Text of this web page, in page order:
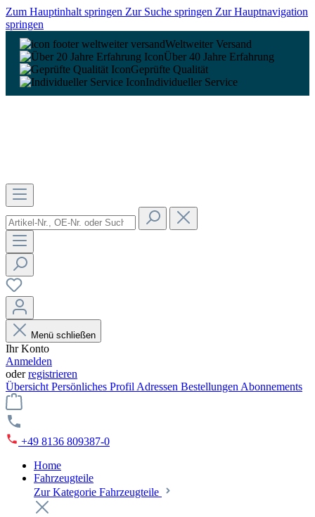
Zum Hauptinhalt springen Zur Suche springen Zur Hauptnavigation
springen
Weltweiter Versand
Über 40 Jahre Erfahrung
Geprüfte Qualität
Individueller Service
Menü schließen
Ihr Konto
Anmelden
oderregistrieren
Übersicht Persönliches Profil Adressen Bestellungen Abonnements
+49 8136 809387-0
Home
Fahrzeugteile
Zur Kategorie Fahrzeugteile